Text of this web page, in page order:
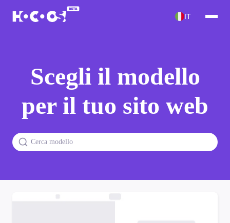
IT
Scegli il modello
per il tuo sito web